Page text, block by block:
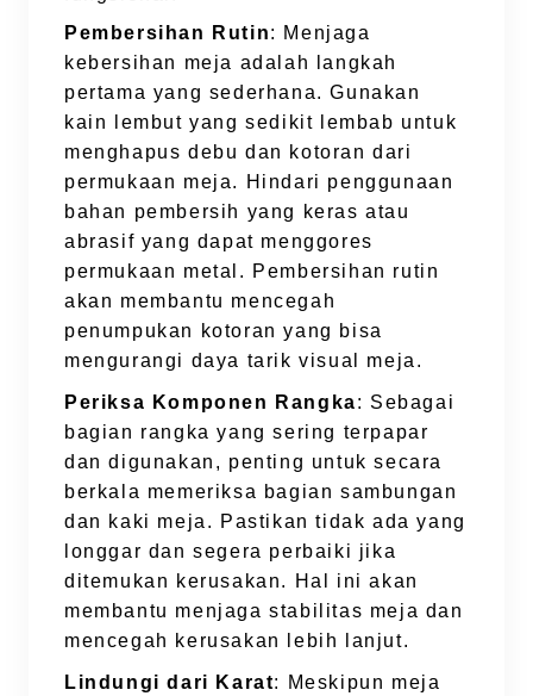
Pembersihan Rutin: Menjaga
kebersihan meja adalah langkah
pertama yang sederhana. Gunakan
kain lembut yang sedikit lembab untuk
menghapus debu dan kotoran dari
permukaan meja. Hindari penggunaan
bahan pembersih yang keras atau
abrasif yang dapat menggores
permukaan metal. Pembersihan rutin
akan membantu mencegah
penumpukan kotoran yang bisa
mengurangi daya tarik visual meja.
Periksa Komponen Rangka: Sebagai
bagian rangka yang sering terpapar
dan digunakan, penting untuk secara
berkala memeriksa bagian sambungan
dan kaki meja. Pastikan tidak ada yang
longgar dan segera perbaiki jika
ditemukan kerusakan. Hal ini akan
membantu menjaga stabilitas meja dan
mencegah kerusakan lebih lanjut.
Lindungi dari Karat: Meskipun meja